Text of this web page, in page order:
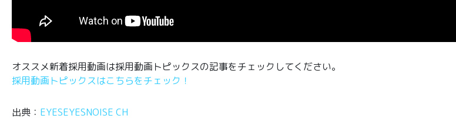
オススメ新着採用動画は採用動画トピックスの記事をチェックしてください。
採用動画トピックスはこちらをチェック！
出典： EYESEYESNOISE CH